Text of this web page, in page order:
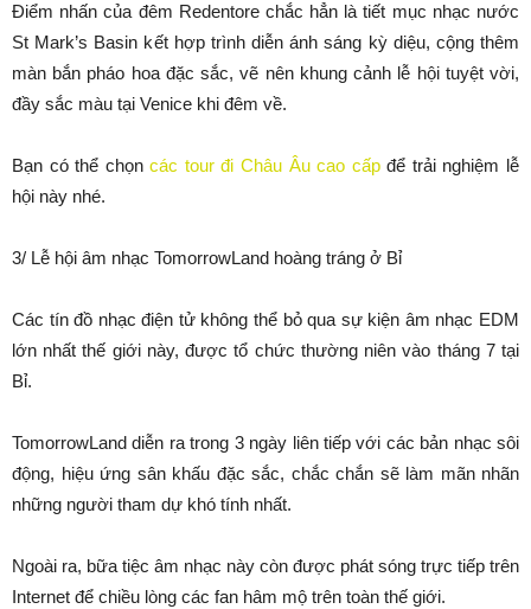
Điểm nhấn của đêm Redentore chắc hẳn là tiết mục nhạc nước
St Mark’s Basin kết hợp trình diễn ánh sáng kỳ diệu, cộng thêm
màn bắn pháo hoa đặc sắc, vẽ nên khung cảnh lễ hội tuyệt vời,
đầy sắc màu tại Venice khi đêm về.
Bạn có thể chọncác tour đi Châu Âu cao cấpđể trải nghiệm lễ
hội này nhé.
3/ Lễ hội âm nhạc TomorrowLand hoàng tráng ở Bỉ
Các tín đồ nhạc điện tử không thể bỏ qua sự kiện âm nhạc EDM
lớn nhất thế giới này, được tổ chức thường niên vào tháng 7 tại
Bỉ.
TomorrowLand diễn ra trong 3 ngày liên tiếp với các bản nhạc sôi
động, hiệu ứng sân khấu đặc sắc, chắc chắn sẽ làm mãn nhãn
những người tham dự khó tính nhất.
Ngoài ra, bữa tiệc âm nhạc này còn được phát sóng trực tiếp trên
Internet để chiều lòng các fan hâm mộ trên toàn thế giới.